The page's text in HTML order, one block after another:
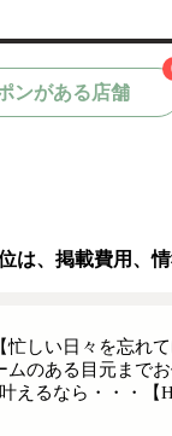
ンがある店舗
は、掲載費用、
しい日々を忘れ
のある目元まで
えるなら・・・【